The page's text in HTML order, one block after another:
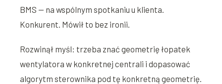
BMS — na wspólnym spotkaniu u klienta.
Konkurent. Mówił to bez ironii.
Rozwinął myśl: trzeba znać geometrię łopatek
wentylatora w konkretnej centrali i dopasować
algorytm sterownika pod tę konkretną geometrię.